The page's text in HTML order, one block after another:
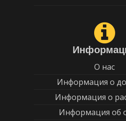
О нас
Информация о
Информация о
Информация об